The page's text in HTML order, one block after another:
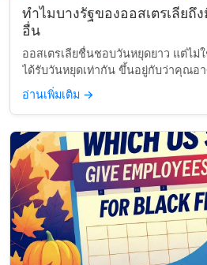
ทำไมบางรัฐของออสเตรเลียถึ
อื่น
ออสเตรเลียชื่นชอบวันหยุดยาว แต่ไม่
ได้รับวันหยุดเท่ากัน ขึ้นอยู่กับว่าคุณอ
อ่านเพิ่มเติม →